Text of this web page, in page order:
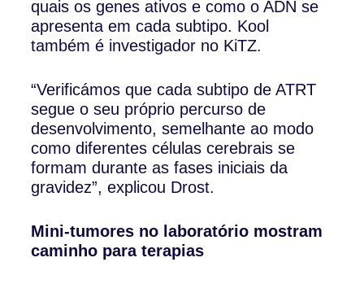
quais os genes ativos e como o ADN se
apresenta em cada subtipo. Kool
também é investigador no KiTZ.
“Verificámos que cada subtipo de ATRT
segue o seu próprio percurso de
desenvolvimento, semelhante ao modo
como diferentes células cerebrais se
formam durante as fases iniciais da
gravidez”, explicou Drost.
Mini-tumores no laboratório mostram
caminho para terapias